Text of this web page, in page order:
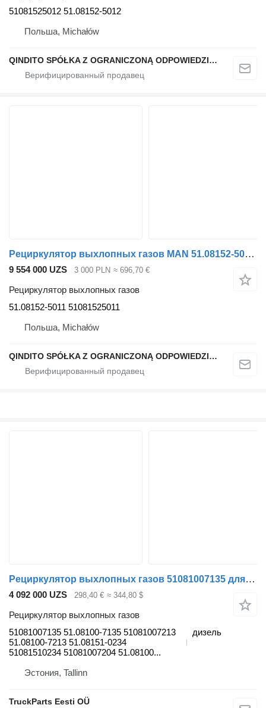
51081525012 51.08152-5012
Польша, Michałów
QINDITO SPÓŁKA Z OGRANICZONĄ ODPOWIEDZIALNOŚCIĄ
Рециркулятор выхлопных газов MAN 51.08152-5011 для тягача MAN TGX TGS
9 554 000 UZS 3 000 PLN ≈ 696,70 €
Рециркулятор выхлопных газов
51.08152-5011 51081525011
Польша, Michałów
QINDITO SPÓŁKA Z OGRANICZONĄ ODPOWIEDZIALNOŚCIĄ
Рециркулятор выхлопных газов 51081007135 для тягача MAN TGL, TGM, TGS, TGX (2005-2021)
4 092 000 UZS 298,40 € ≈ 344,80 $
Рециркулятор выхлопных газов
51081007135 51.08100-7135 51081007213
51.08100-7213 51.08151-0234
51081510234 51081007204 51.08100...
дизель
Эстония, Tallinn
TruckParts Eesti OÜ